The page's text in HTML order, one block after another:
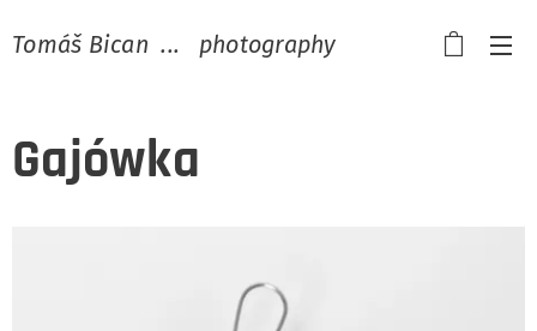
Tomáš Bican ... photography
Gajówka